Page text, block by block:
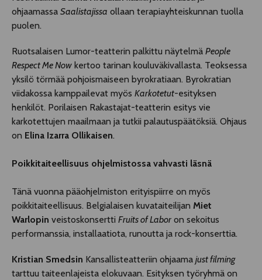
ohjaamassa Saalistajissa ollaan terapiayhteiskunnan tuolla
puolen.
Ruotsalaisen Lumor-teatterin palkittu näytelmä People
Respect Me Now kertoo tarinan kouluväkivallasta. Teoksessa
yksilö törmää pohjoismaiseen byrokratiaan. Byrokratian
viidakossa kamppailevat myös Karkotetut-esityksen
henkilöt. Porilaisen Rakastajat-teatterin esitys vie
karkotettujen maailmaan ja tutkii palautuspäätöksiä. Ohjaus
on Elina Izarra Ollikaisen.
Poikkitaiteellisuus ohjelmistossa vahvasti läsnä
Tänä vuonna pääohjelmiston erityispiirre on myös
poikkitaiteellisuus. Belgialaisen kuvataiteilijan Miet
Warlopin veistoskonsertti Fruits of Laboron sekoitus
performanssia, installaatiota, runoutta ja rock-konserttia.
Kristian Smedsin Kansallisteatteriin ohjaama just filming
tarttuu taiteenlajeista elokuvaan. Esityksen työryhmä on